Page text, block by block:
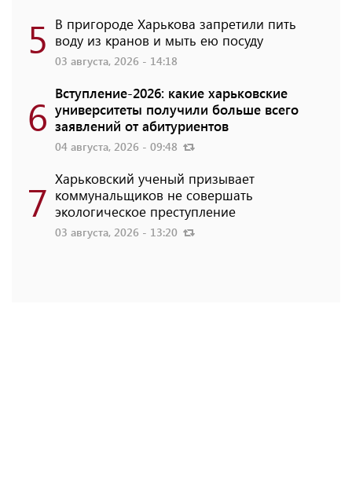
5 В пригороде Харькова запретили пить
воду из кранов и мыть ею посуду
03 августа, 2026 - 14:18
6 Вступление-2026: какие харьковские
университеты получили больше всего
заявлений от абитуриентов
04 августа, 2026 - 09:48
7 Харьковский ученый призывает
коммунальщиков не совершать
экологическое преступление
03 августа, 2026 - 13:20